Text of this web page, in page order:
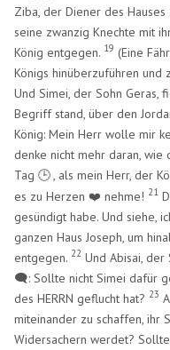
Ziba, der Diener des
seine zwanzig Knechte mit
König entgegen. 19 (Eine
Königs hinüberzuführen und
Und Simei, der Sohn Geras,
Begriff stand, über den
König: Mein Herr wolle mir
denke nicht mehr daran, wie
Tag🕒 ​ , als mein Herr, der
es zu Herzen ❤️ nehme! 21
gesündigt habe. Und siehe,
ganzen Haus Joseph, um
entgegen. 22 Und Abisai,
🗨️: Sollte nicht Simei dafür
des HERRN geflucht hat? 23
miteinander zu schaffen, ihr
Widersachern werdet?